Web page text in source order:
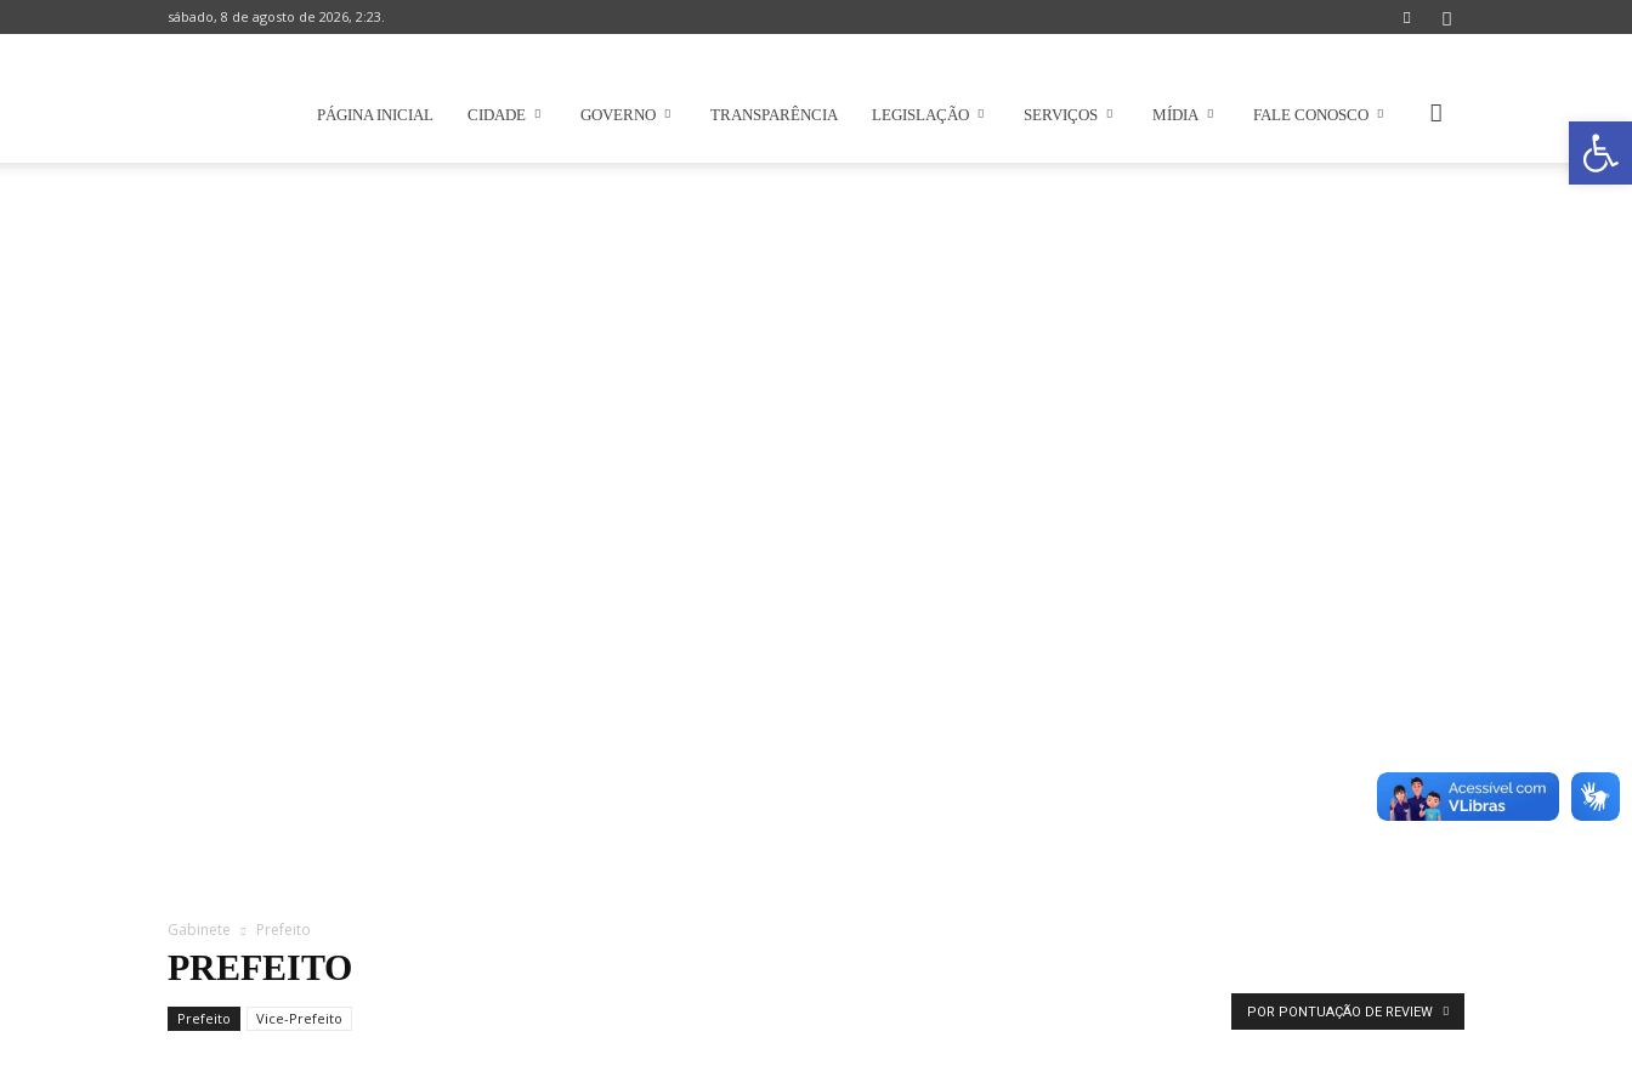
Abrir a
sábado, 8 de agosto de 2026, 2:23.
PÁGINA INICIAL CIDADE GOVERNO TRANSPARÊNCIA LEGISLAÇÃO SERVIÇOS MÍDIA FALE CONOSCO
Gabinete Prefeito
PREFEITO
Prefeito Vice-Prefeito POR PONTUAÇÃO DE REVIEW